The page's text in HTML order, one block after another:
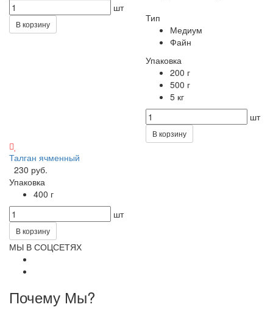
шт
В корзину
Тип
Медиум
Файн
Упаковка
200 г
500 г
5 кг
шт
В корзину
Талган ячменный
230 руб.
Упаковка
400 г
шт
В корзину
МЫ В СОЦСЕТЯХ
Почему Мы?